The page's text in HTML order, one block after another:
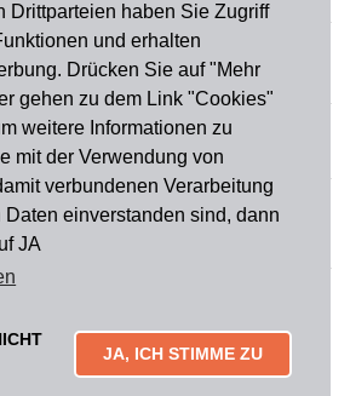
Drittparteien haben Sie Zugriff
und erhalten
Drücken Sie auf "Mehr
gehen zu dem Link "Cookies"
weitere Informationen zu
mit der Verwendung von
verbundenen Verarbeitung
Daten einverstanden sind, dann
JA
JA, ICH STIMME ZU